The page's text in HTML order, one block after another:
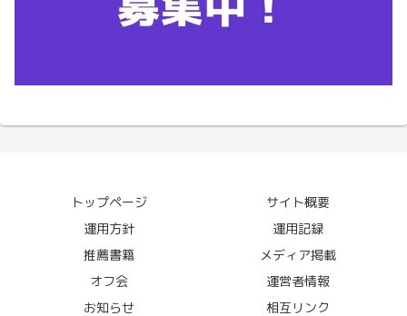
トップページ
サイト概要
運用方針
運用記録
推薦書籍
メディア掲載
オフ会
運営者情報
お知らせ
相互リンク